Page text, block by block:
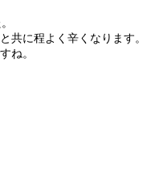
共に程よく辛くなります。
ね。